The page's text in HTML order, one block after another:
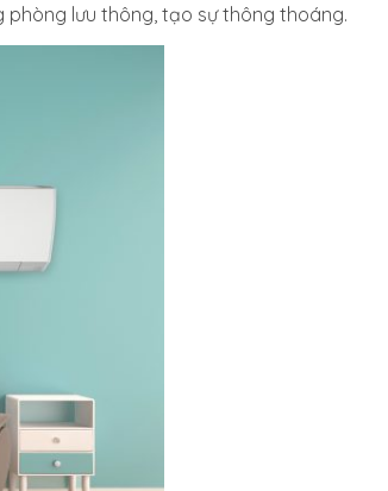
lưu thông, tạo sự thông thoáng.